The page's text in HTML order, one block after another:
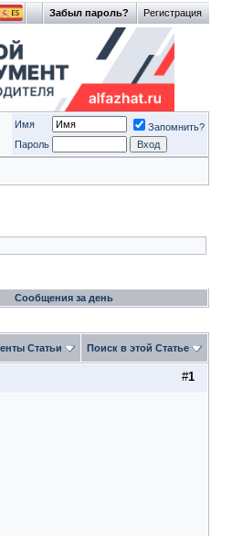
Регистрация
Забыл пароль?
Имя
Запомнить?
Пароль
Сообщения за день
Статьи Поиск в этой Статье
#1